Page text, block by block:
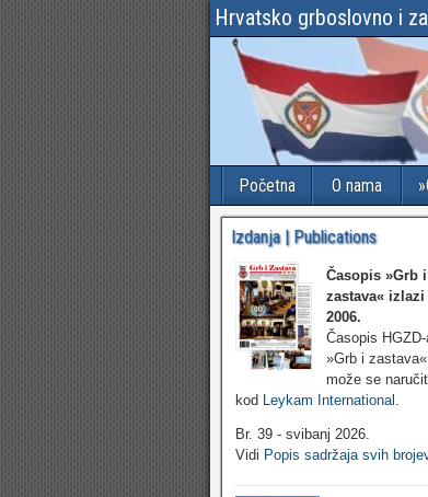
Hrvatsko grboslovno i
Početna O nama
Izdanja | Publications
Časopis »Grb i
zastava« izlazi
2006.
Časopis
»Grb i zastava«
može se
kod Leykam International
Br. 39 - svibanj 2026.
Vidi Popis sadržaja svih